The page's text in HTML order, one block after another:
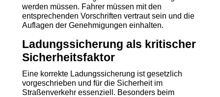
werden müssen. Fahrer müssen mit den
entsprechenden Vorschriften vertraut sein und die
Auflagen der Genehmigungen einhalten.
Ladungssicherung als kritischer
Sicherheitsfaktor
Eine korrekte Ladungssicherung ist gesetzlich
vorgeschrieben und für die Sicherheit im
Straßenverkehr essenziell. Besonders beim